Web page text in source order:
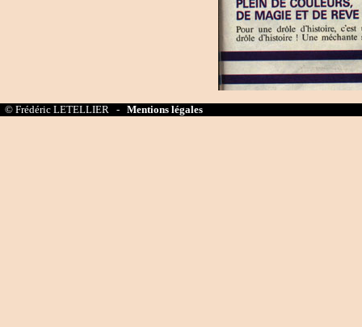
© Frédéric LETELLIER - Mentions légales